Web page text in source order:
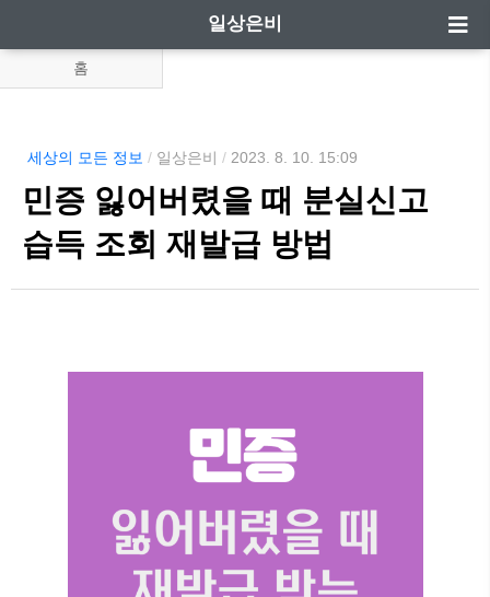
일상은비
홈
세상의 모든 정보 / 일상은비 / 2023. 8. 10. 15:09
민증 잃어버렸을 때 분실신고
습득 조회 재발급 방법